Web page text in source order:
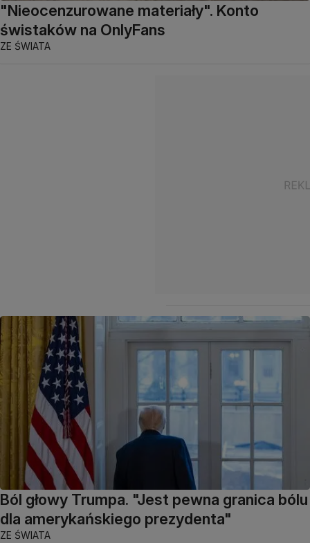
"Nieocenzurowane materiały". Konto
świstaków na OnlyFans
ZE ŚWIATA
Ból głowy Trumpa. "Jest pewna granica bólu
dla amerykańskiego prezydenta"
ZE ŚWIATA